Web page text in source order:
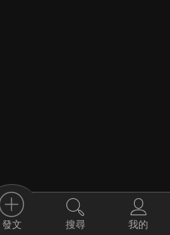
發文 搜尋 我的